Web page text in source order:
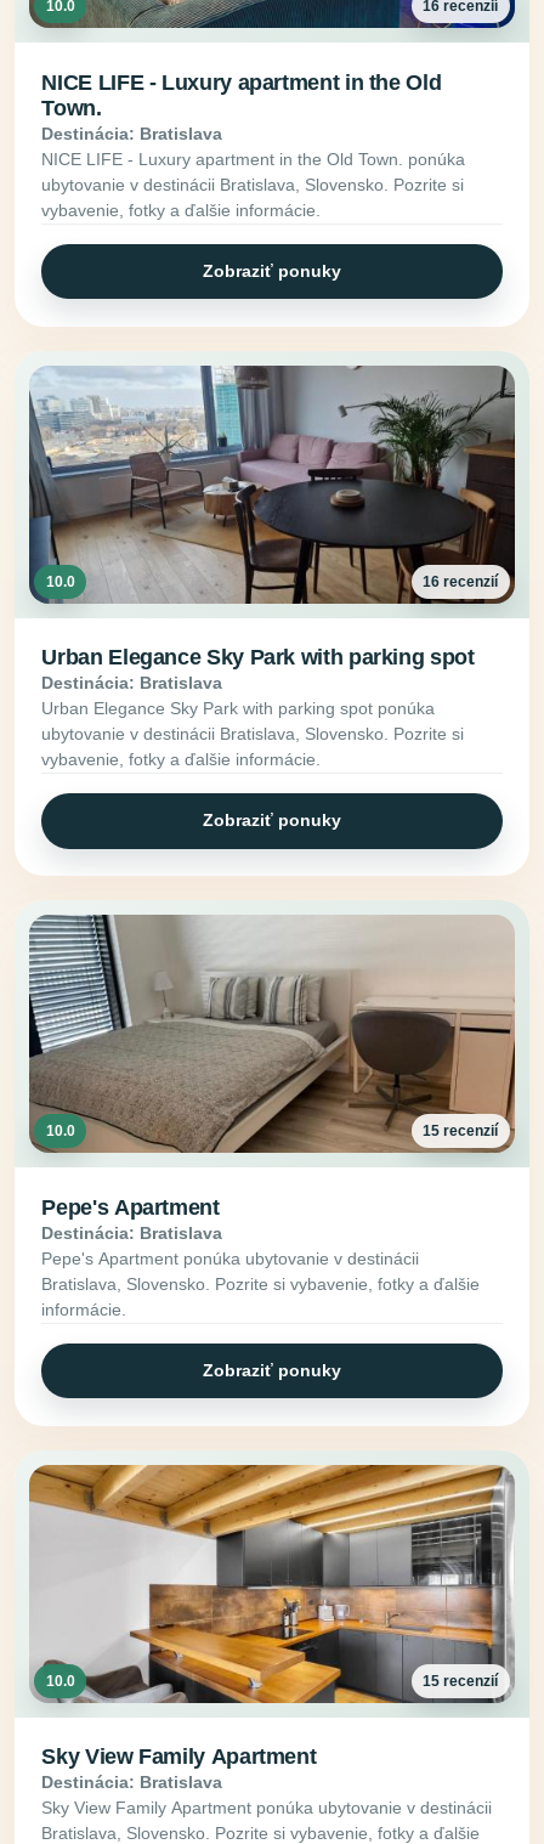
10.0 16 recenzií
NICE LIFE - Luxury apartment in the Old
Town.
Destinácia: Bratislava
NICE LIFE - Luxury apartment in the Old Town. ponúka
ubytovanie v destinácii Bratislava, Slovensko. Pozrite si
vybavenie, fotky a ďalšie informácie.
Zobraziť ponuky
10.0 16 recenzií
Urban Elegance Sky Park with parking spot
Destinácia: Bratislava
Urban Elegance Sky Park with parking spot ponúka
ubytovanie v destinácii Bratislava, Slovensko. Pozrite si
vybavenie, fotky a ďalšie informácie.
Zobraziť ponuky
10.0 15 recenzií
Pepe's Apartment
Destinácia: Bratislava
Pepe's Apartment ponúka ubytovanie v destinácii
Bratislava, Slovensko. Pozrite si vybavenie, fotky a ďalšie
informácie.
Zobraziť ponuky
10.0 15 recenzií
Sky View Family Apartment
Destinácia: Bratislava
Sky View Family Apartment ponúka ubytovanie v destinácii
Bratislava, Slovensko. Pozrite si vybavenie, fotky a ďalšie